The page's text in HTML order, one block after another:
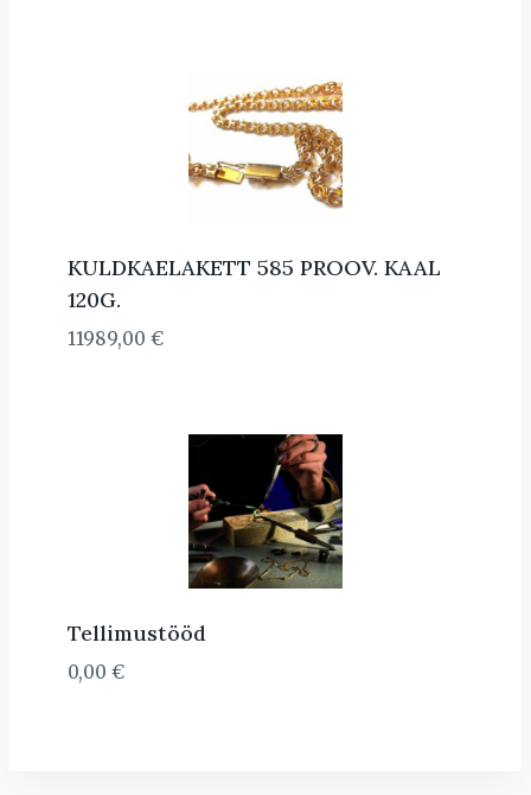
KULDKAELAKETT 585 PROOV. KAAL
120G.
11989,00 €
Tellimustööd
0,00 €